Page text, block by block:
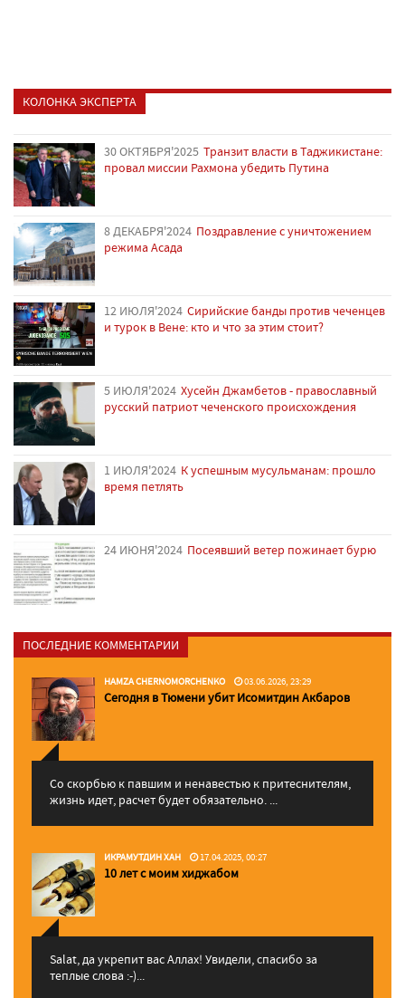
КОЛОНКА ЭКСПЕРТА
30 ОКТЯБРЯ'2025 Транзит власти в Таджикистане:
провал миссии Рахмона убедить Путина
8 ДЕКАБРЯ'2024 Поздравление с уничтожением
режима Асада
12 ИЮЛЯ'2024 Сирийские банды против чеченцев
и турок в Вене: кто и что за этим стоит?
5 ИЮЛЯ'2024 Хусейн Джамбетов - православный
русский патриот чеченского происхождения
1 ИЮЛЯ'2024 К успешным мусульманам: прошло
время петлять
24 ИЮНЯ'2024 Посеявший ветер пожинает бурю
ПОСЛЕДНИЕ КОММЕНТАРИИ
HAMZA CHERNOMORCHENKO 03.06.2026, 23:29
Сегодня в Тюмени убит Исомитдин Акбаров
Со скорбью к павшим и ненавестью к притеснителям,
жизнь идет, расчет будет обязательно. ...
ИКРАМУТДИН ХАН 17.04.2025, 00:27
10 лет с моим хиджабом
Salat, да укрепит вас Аллаx! Увидели, спасибо за
теплые слова :-)...